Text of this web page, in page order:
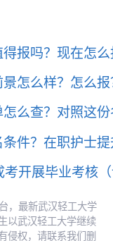
报吗？现在怎
怎么样？怎么
么查？对照这
件？在职护士
开展毕业考核
，最新武汉轻工大学
以武汉轻工大学继续
侵权，请联系我们删